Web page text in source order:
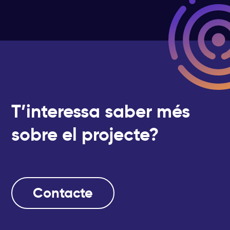
T’interessa saber més
sobre el projecte?
Contacte